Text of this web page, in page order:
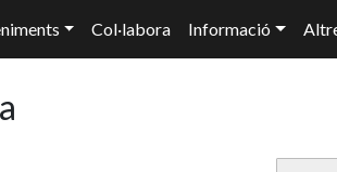
Col·labora Informació